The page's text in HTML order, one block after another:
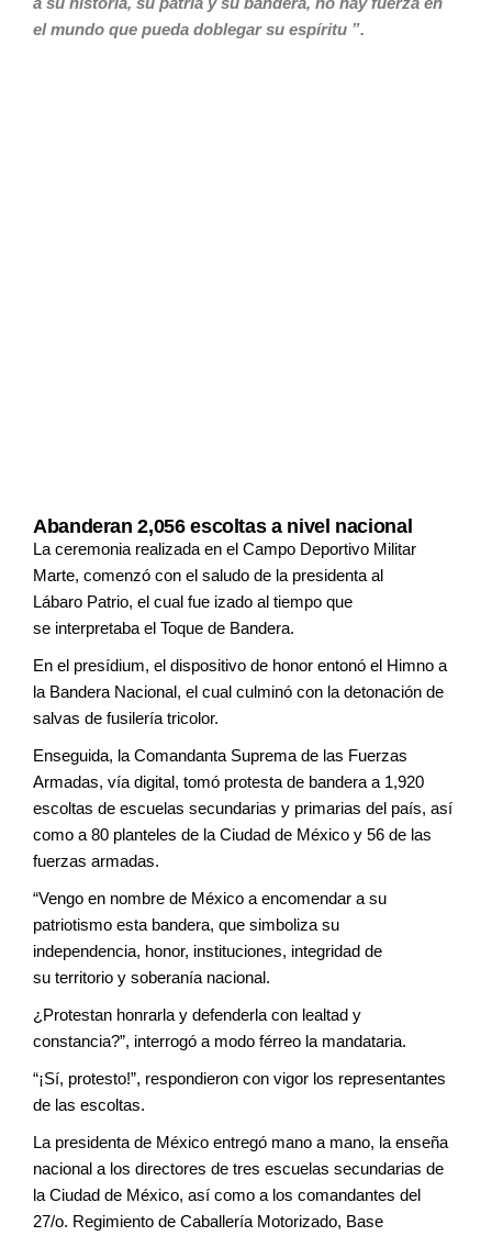
el mundo que pueda doblegar su espíritu ”.
Abanderan 2,056 escoltas a nivel nacional
La ceremonia realizada en el Campo Deportivo Militar
Marte, comenzó con el saludo de la presidenta al
Lábaro Patrio, el cual fue izado al tiempo que
se interpretaba el Toque de Bandera.
En el presídium, el dispositivo de honor entonó el Himno a
la Bandera Nacional, el cual culminó con la detonación de
salvas de fusilería tricolor.
Enseguida, la Comandanta Suprema de las Fuerzas
Armadas, vía digital, tomó protesta de bandera a 1,920
escoltas de escuelas secundarias y primarias del país, así
como a 80 planteles de la Ciudad de México y 56 de las
fuerzas armadas.
“Vengo en nombre de México a encomendar a su
patriotismo esta bandera, que simboliza su
independencia, honor, instituciones, integridad de
su territorio y soberanía nacional.
¿Protestan honrarla y defenderla con lealtad y
constancia?”, interrogó a modo férreo la mandataria.
“¡Sí, protesto!”, respondieron con vigor los representantes
de las escoltas.
La presidenta de México entregó mano a mano, la enseña
nacional a los directores de tres escuelas secundarias de
la Ciudad de México, así como a los comandantes del
27/o. Regimiento de Caballería Motorizado, Base